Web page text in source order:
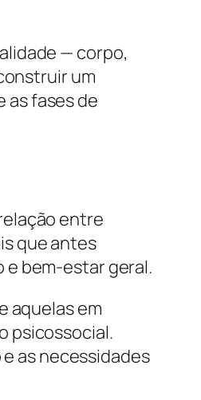
— corpo,
um
as fases de
entre
que antes
bem-estar geral.
aquelas em
psicossocial.
as necessidades